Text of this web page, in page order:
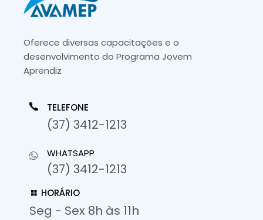
Oferece diversas capacitações e o
desenvolvimento do Programa Jovem
Aprendiz
TELEFONE
(37) 3412-1213
WHATSAPP
(37) 3412-1213
HORÁRIO
Seg - Sex 8h às 11h